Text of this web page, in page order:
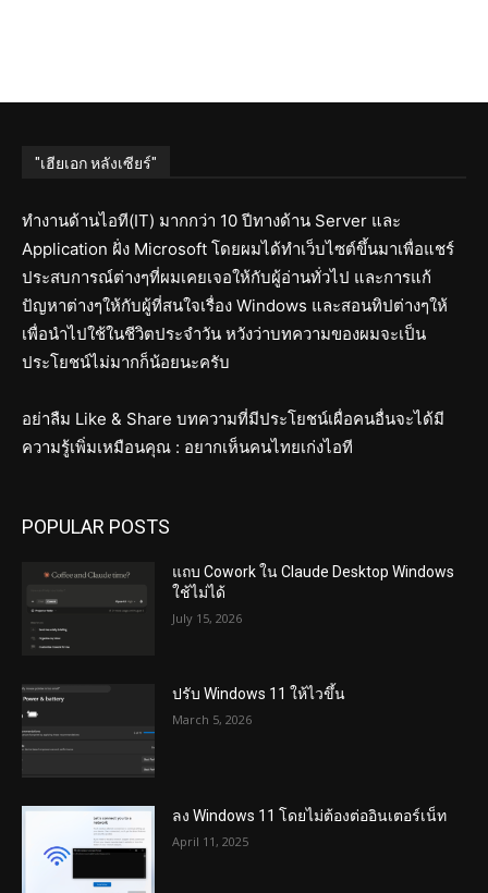
"เฮียเอก หลังเซียร์"
ทำงานด้านไอที(IT) มากกว่า 10 ปีทางด้าน Server และ
Application ฝั่ง Microsoft โดยผมได้ทำเว็บไซต์ขึ้นมาเพื่อแชร์
ประสบการณ์ต่างๆที่ผมเคยเจอให้กับผู้อ่านทั่วไป และการแก้
ปัญหาต่างๆให้กับผู้ที่สนใจเรื่อง Windows และสอนทิปต่างๆให้
เพื่อนำไปใช้ในชีวิตประจำวัน หวังว่าบทความของผมจะเป็น
ประโยชน์ไม่มากก็น้อยนะครับ
อย่าลืม Like & Share บทความที่มีประโยชน์เผื่อคนอื่นจะได้มี
ความรู้เพิ่มเหมือนคุณ : อยากเห็นคนไทยเก่งไอที
POPULAR POSTS
แถบ Cowork ใน Claude Desktop Windows
ใช้ไม่ได้
July 15, 2026
ปรับ Windows 11 ให้ไวขึ้น
March 5, 2026
ลง Windows 11 โดยไม่ต้องต่ออินเตอร์เน็ท
April 11, 2025